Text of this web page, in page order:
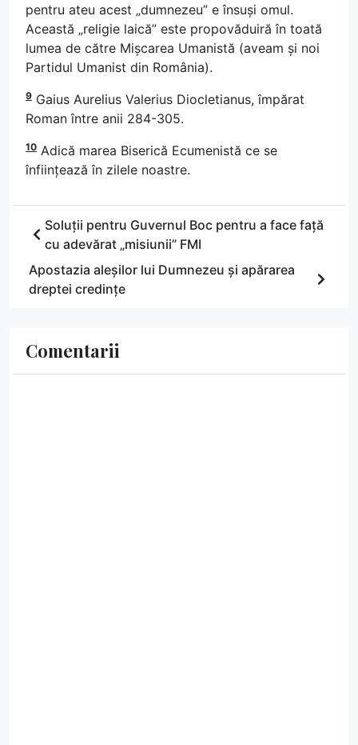
pentru ateu acest „dumnezeu” e însuși omul.
Această „religie laică” este propovăduiră în toată
lumea de către Mișcarea Umanistă (aveam și noi
Partidul Umanist din România).
9 Gaius Aurelius Valerius Diocletianus, împărat
Roman între anii 284-305.
10 Adică marea Biserică Ecumenistă ce se
înființează în zilele noastre.
Soluții pentru Guvernul Boc pentru a face față
cu adevărat „misiunii” FMI
Apostazia aleșilor lui Dumnezeu și apărarea
dreptei credințe
Comentarii